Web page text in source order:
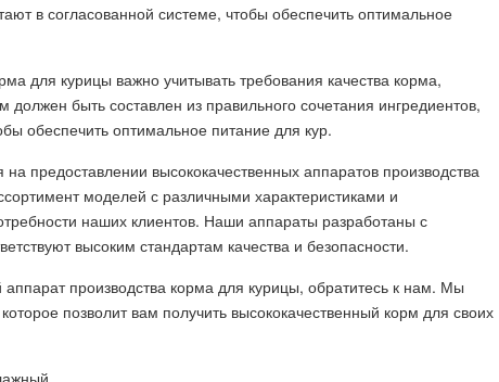
в согласованной системе, чтобы обеспечить оптимальное
для курицы важно учитывать требования качества корма,
быть составлен из правильного сочетания ингредиентов,
обеспечить оптимальное питание для кур.
предоставлении высококачественных аппаратов производства
моделей с различными характеристиками и
наших клиентов. Наши аппараты разработаны с
высоким стандартам качества и безопасности.
производства корма для курицы, обратитесь к нам. Мы
позволит вам получить высококачественный корм для своих